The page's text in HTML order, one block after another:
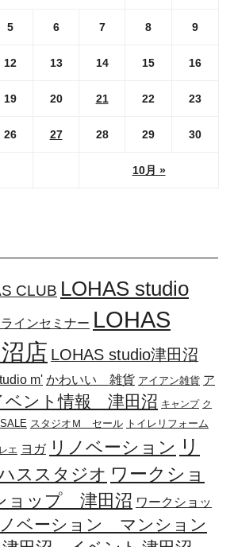
10月 »
5 6 7 8 9
12 13 14 15 16
19 20 21 22 23
26 27 28 29 30
CLUB LOHAS studio
インセミナー LOHAS
店 LOHAS studio津田沼
m' かわいい 雑貨 アイアン雑貨 ア
ベント情報 津田沼 キャンプ ク
スタジオＭ セール トイレリフォーム
エ ヨガ リノベーション リ
ススタジオ ワークショ
ョップ 津田沼 ワークショッ
ベーション マンション